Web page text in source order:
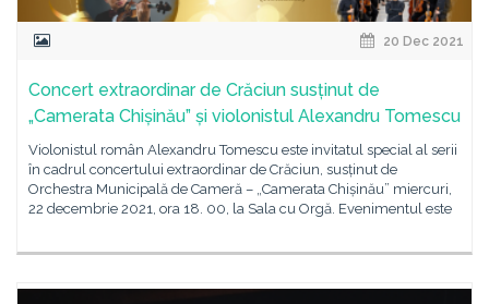
20 Dec 2021
Concert extraordinar de Crăciun susținut de
„Camerata Chișinău” și violonistul Alexandru Tomescu
Violonistul român Alexandru Tomescu este invitatul special al serii
în cadrul concertului extraordinar de Crăciun, susținut de
Orchestra Municipală de Cameră – „Camerata Chișinău” miercuri,
22 decembrie 2021, ora 18. 00, la Sala cu Orgă. Evenimentul este